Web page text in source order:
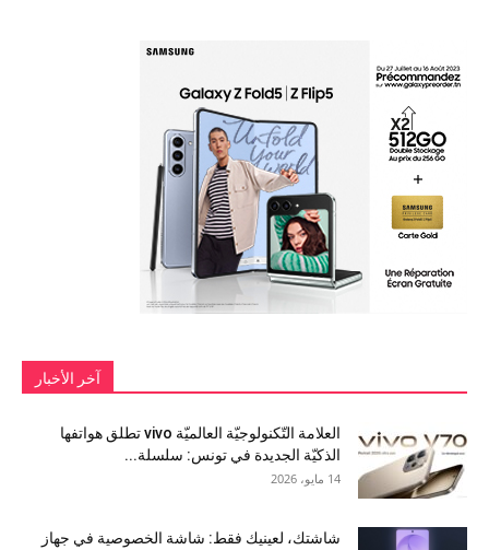
آخر الأخبار
العلامة التّكنولوجيّة العالميّة vivo تطلق هواتفها
الذكيّة الجديدة في تونس: سلسلة...
14 مايو، 2026
شاشتك، لعينيك فقط: شاشة الخصوصية في جهاز